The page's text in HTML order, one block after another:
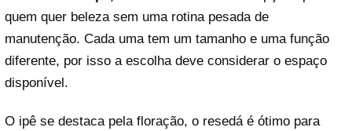
quem quer beleza sem uma rotina pesada de
manutenção. Cada uma tem um tamanho e uma função
diferente, por isso a escolha deve considerar o espaço
disponível.
O ipê se destaca pela floração, o resedá é ótimo para